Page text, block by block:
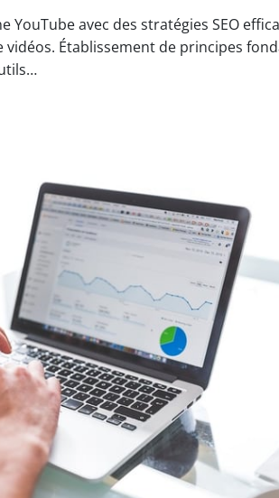
YouTube avec des stratégies SEO
vidéos. Établissement de principes